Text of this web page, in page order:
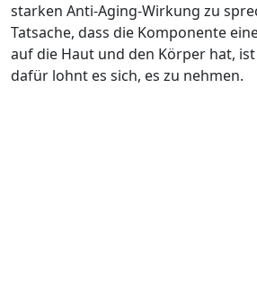
starken Anti-Aging-Wirkung zu
Tatsache, dass die Komponente
auf die Haut und den Körper hat, ist
dafür lohnt es sich, es zu nehmen.